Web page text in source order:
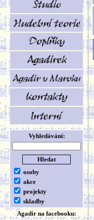
Vyhledávání:
osoby
akce
projekty
skladby
Agadir na facebooku: